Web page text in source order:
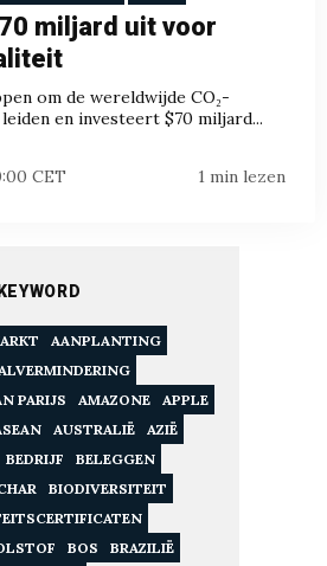
miljard uit voor
om de wereldwijde CO₂-
en investeert $70 miljard...
CET 1 min lezen
AANPLANTING
PARIJS
AMAZONE
APPLE
AUSTRALIË
AZIË
BEDRIJF
BELEGGEN
BIODIVERSITEIT
BOS
BRAZILIË